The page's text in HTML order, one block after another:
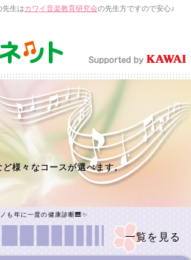
先生はカワイ音楽教育研究会の先生方ですので安心♪
様々なコースが選べます。
も年に一度の健康診断🎹✨
一覧を見る